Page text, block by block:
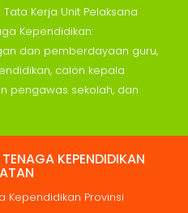
Kerja Unit Pelaksana
Kependidikan:
dan pemberdayaan guru,
calon kepala
pengawas sekolah, dan
KEPENDIDIKAN
Kependidikan Provinsi